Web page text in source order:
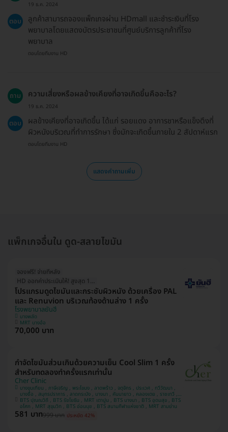
19 ธ.ค. 2024
ตอบ
ลูกค้าสามารถจองแพ็กเกจผ่าน HDmall และชำระเงินที่โรง
พยาบาลโดยแสดงบัตรประชาชนที่ศูนย์บริการลูกค้าที่โรง
พยาบาล
ตอบโดยทีมงาน HD
ถาม ความเสี่ยงหรือผลข้างเคียงที่อาจเกิดขึ้นคืออะไร?
19 ธ.ค. 2024
ตอบ
ผลข้างเคียงที่อาจเกิดขึ้น ได้แก่ รอยแดง อาการชาหรือแข็งตึงที่
ผิวหนังบริเวณที่ทำการรักษา ซึ่งมักจะเกิดขึ้นภายใน 2 สัปดาห์แรก
ตอบโดยทีมงาน HD
แสดงคำถามเพิ่ม
แพ็กเกจอื่นใน ดูด-สลายไขมัน
จองฟรี! จ่ายทีหลัง
HD ออกค่าประเมินให้! สูงสุด 1500 บ.
โปรแกรมดูดไขมันและกระชับผิวหนัง ด้วยเครื่อง PAL
และ Renuvion บริเวณท้องด้านล่าง 1 ครั้ง
โรงพยาบาลยันฮี
บางพลัด
MRT บางอ้อ
70,000 บาท
กำจัดไขมันส่วนเกินด้วยความเย็น Cool Slim 1 ครั้ง
สำหรับทดลองทำครั้งแรกเท่านั้น
Cher Clinic
บางขุนเทียน , ภาษีเจริญ , พระโขนง , ลาดพร้าว , จตุจักร , ประเวศ , ทวีวัฒนา ,
บางซื่อ , สมุทรปราการ , ลาดกระบัง , บางนา , คันนายาว , คลองเตย , ราชเทวี ,
ปทุมวัน , บางแค
BTS ปุณณวิถี , BTS รัชโยธิน , MRT เตาปูน , BTS บางนา , BTS อุดมสุข , BTS
อโศก , MRT สุขุมวิท , BTS อ่อนนุช , BTS สนามกีฬาแห่งชาติ , MRT สามย่าน
581 บาท999 บาท ประหยัด 42%